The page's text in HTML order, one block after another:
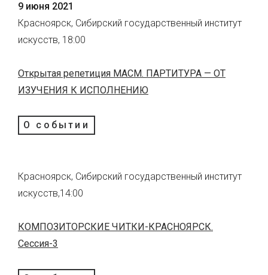
9 июня 2021
Красноярск, Сибирский государственный институт
искусств, 18:00
Открытая репетиция МАСМ. ПАРТИТУРА — ОТ
ИЗУЧЕНИЯ К ИСПОЛНЕНИЮ
О событии
Красноярск, Сибирский государственный институт
искусств,14:00
КОМПОЗИТОРСКИЕ ЧИТКИ-КРАСНОЯРСК.
Сессия-3